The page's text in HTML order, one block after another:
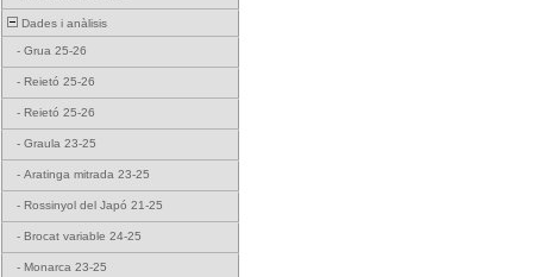
Dades i anàlisis
- Grua 25-26
- Reietó 25-26
- Reietó 25-26
- Graula 23-25
- Aratinga mitrada 23-25
- Rossinyol del Japó 21-25
- Brocat variable 24-25
- Monarca 23-25